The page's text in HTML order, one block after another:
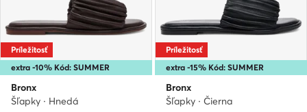
extra -10% Kód: SUMMER
Príležitosť
Bronx
Šľapky · Hnedá
extra -15% Kód: SUMMER
Príležitosť
Bronx
Šľapky · Čierna